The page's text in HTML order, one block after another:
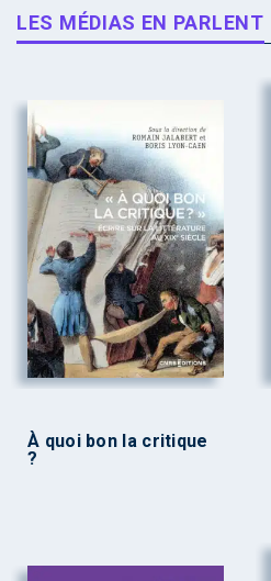
LES MÉDIAS EN PARLENT
À quoi bon la critique
?